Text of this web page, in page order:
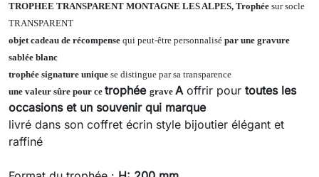
TROPHEE TRANSPARENT MONTAGNE LES ALPES, Trophée sur socle
TRANSPARENT
objet cadeau de récompense qui peut-être personnalisé par une gravure
sablée blanc
trophée signature unique se distingue par sa transparence
une valeur sûre pour ce trophée grave Aoffrir pour toutes les
occasions et un souvenir qui marque
livré dans son coffret écrin style bijoutier élégant et
raffiné